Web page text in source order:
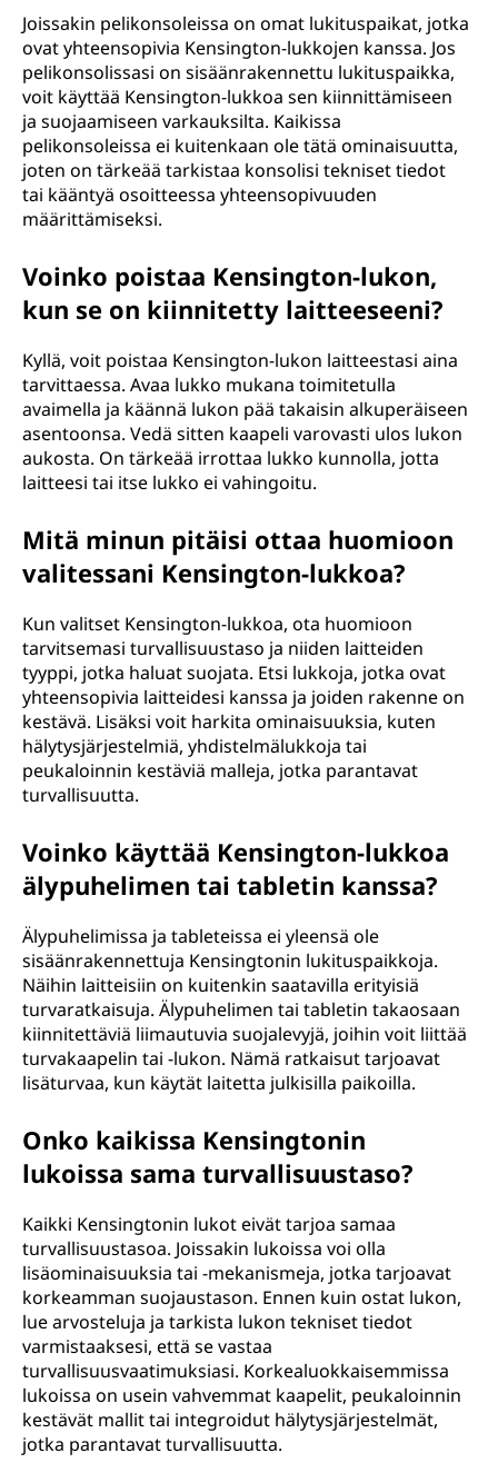
Joissakin pelikonsoleissa on omat lukituspaikat, jotka
ovat yhteensopivia Kensington-lukkojen kanssa. Jos
pelikonsolissasi on sisäänrakennettu lukituspaikka,
voit käyttää Kensington-lukkoa sen kiinnittämiseen
ja suojaamiseen varkauksilta. Kaikissa
pelikonsoleissa ei kuitenkaan ole tätä ominaisuutta,
joten on tärkeää tarkistaa konsolisi tekniset tiedot
tai kääntyä osoitteessa yhteensopivuuden
määrittämiseksi.
Voinko poistaa Kensington-lukon,
kun se on kiinnitetty laitteeseeni?
Kyllä, voit poistaa Kensington-lukon laitteestasi aina
tarvittaessa. Avaa lukko mukana toimitetulla
avaimella ja käännä lukon pää takaisin alkuperäiseen
asentoonsa. Vedä sitten kaapeli varovasti ulos lukon
aukosta. On tärkeää irrottaa lukko kunnolla, jotta
laitteesi tai itse lukko ei vahingoitu.
Mitä minun pitäisi ottaa huomioon
valitessani Kensington-lukkoa?
Kun valitset Kensington-lukkoa, ota huomioon
tarvitsemasi turvallisuustaso ja niiden laitteiden
tyyppi, jotka haluat suojata. Etsi lukkoja, jotka ovat
yhteensopivia laitteidesi kanssa ja joiden rakenne on
kestävä. Lisäksi voit harkita ominaisuuksia, kuten
hälytysjärjestelmiä, yhdistelmälukkoja tai
peukaloinnin kestäviä malleja, jotka parantavat
turvallisuutta.
Voinko käyttää Kensington-lukkoa
älypuhelimen tai tabletin kanssa?
Älypuhelimissa ja tableteissa ei yleensä ole
sisäänrakennettuja Kensingtonin lukituspaikkoja.
Näihin laitteisiin on kuitenkin saatavilla erityisiä
turvaratkaisuja. Älypuhelimen tai tabletin takaosaan
kiinnitettäviä liimautuvia suojalevyjä, joihin voit liittää
turvakaapelin tai -lukon. Nämä ratkaisut tarjoavat
lisäturvaa, kun käytät laitetta julkisilla paikoilla.
Onko kaikissa Kensingtonin
lukoissa sama turvallisuustaso?
Kaikki Kensingtonin lukot eivät tarjoa samaa
turvallisuustasoa. Joissakin lukoissa voi olla
lisäominaisuuksia tai -mekanismeja, jotka tarjoavat
korkeamman suojaustason. Ennen kuin ostat lukon,
lue arvosteluja ja tarkista lukon tekniset tiedot
varmistaaksesi, että se vastaa
turvallisuusvaatimuksiasi. Korkealuokkaisemmissa
lukoissa on usein vahvemmat kaapelit, peukaloinnin
kestävät mallit tai integroidut hälytysjärjestelmät,
jotka parantavat turvallisuutta.